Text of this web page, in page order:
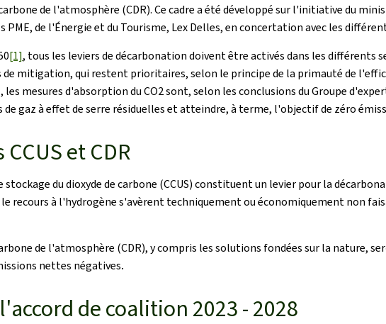
de l'atmosphère (CDR). Ce cadre a été développé sur l'initiative du
PME, de l'Énergie et du Tourisme, Lex Delles, en concertation avec les
[1], tous les leviers de décarbonation doivent être activés dans les
de mitigation, qui restent prioritaires, selon le principe de la primauté de
mesures d'absorption du CO2 sont, selon les conclusions du Groupe
gaz à effet de serre résiduelles et atteindre, à terme, l'objectif de zéro
et CDR
du dioxyde de carbone (CCUS) constituent un levier pour la
recours à l'hydrogène s'avèrent techniquement ou économiquement non
de l'atmosphère (CDR), y compris les solutions fondées sur la nature,
nettes négatives.
de coalition 2023 - 2028